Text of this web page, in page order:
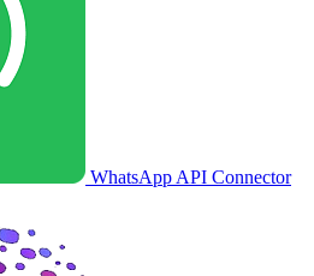
WhatsApp API Connector